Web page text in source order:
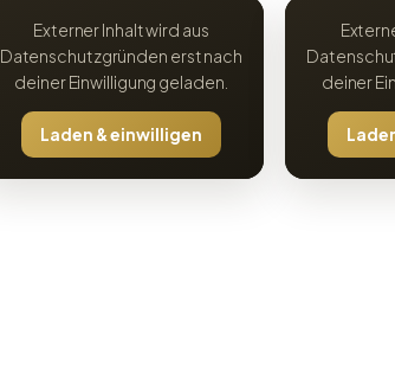
Externer Inhalt wird aus
Datenschutzgründen erst nach
deiner Einwilligung geladen.
Laden & einwilligen
deiner